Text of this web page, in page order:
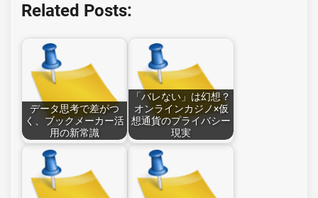
Related Posts:
データ思考で差がつ
く、ブックメーカー活
用の新常識
「バレない」は幻想？
オンラインカジノ×仮
想通貨のプライバシー
現実